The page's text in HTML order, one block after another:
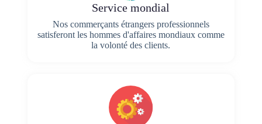
Service mondial
Nos commerçants étrangers professionnels
satisferont les hommes d'affaires mondiaux comme
la volonté des clients.